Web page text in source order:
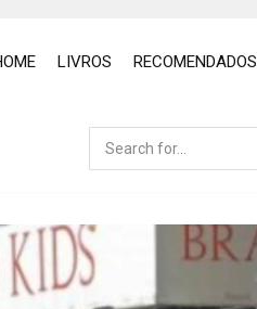
LIVROS RECOMENDADOS